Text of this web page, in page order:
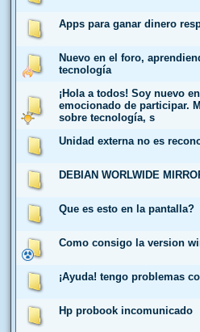
Apps para ganar dinero
Nuevo en el foro,
tecnología
¡Hola a todos! Soy nuevo
emocionado de participar.
sobre tecnología, s
Unidad externa no es
DEBIAN WORLWIDE
Que es esto en la pantalla?
Como consigo la version
¡Ayuda! tengo problemas
Hp probook incomunicado